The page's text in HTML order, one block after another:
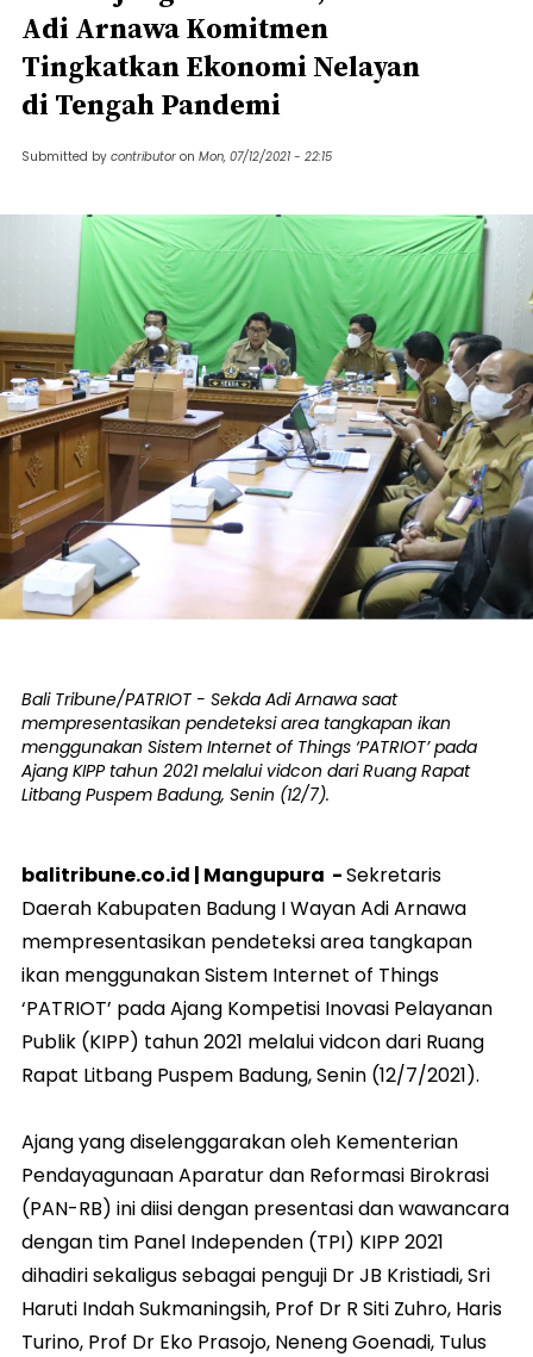
Adi Arnawa Komitmen
Tingkatkan Ekonomi Nelayan
di Tengah Pandemi
Submitted by contributor on Mon, 07/12/2021 - 22:15
Bali Tribune/PATRIOT - Sekda Adi Arnawa saat
mempresentasikan pendeteksi area tangkapan ikan
menggunakan Sistem Internet of Things ‘PATRIOT’ pada
Ajang KIPP tahun 2021 melalui vidcon dari Ruang Rapat
Litbang Puspem Badung, Senin (12/7).
balitribune.co.id | Mangupura -Sekretaris
Daerah Kabupaten Badung I Wayan Adi Arnawa
mempresentasikan pendeteksi area tangkapan
ikan menggunakan Sistem Internet of Things
‘PATRIOT’ pada Ajang Kompetisi Inovasi Pelayanan
Publik (KIPP) tahun 2021 melalui vidcon dari Ruang
Rapat Litbang Puspem Badung, Senin (12/7/2021).
Ajang yang diselenggarakan oleh Kementerian
Pendayagunaan Aparatur dan Reformasi Birokrasi
(PAN-RB) ini diisi dengan presentasi dan wawancara
dengan tim Panel Independen (TPI) KIPP 2021
dihadiri sekaligus sebagai penguji Dr JB Kristiadi, Sri
Haruti Indah Sukmaningsih, Prof Dr R Siti Zuhro, Haris
Turino, Prof Dr Eko Prasojo, Neneng Goenadi, Tulus